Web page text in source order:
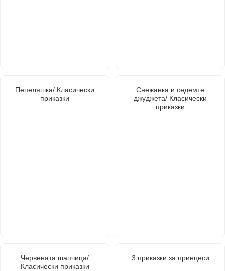
Пепеляшка/ Класически
приказки
Снежанка и седемте
джуджета/ Класически
приказки
Червената шапчица/
Класически приказки
3 приказки за принцеси